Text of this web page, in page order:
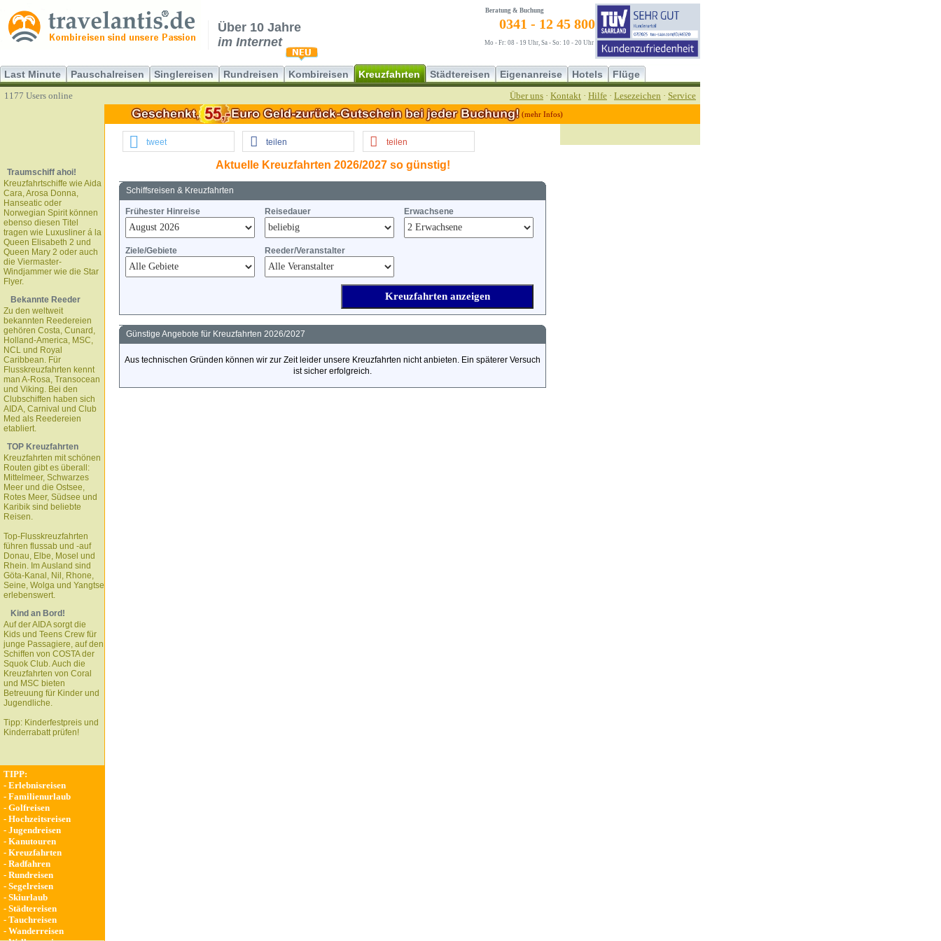
Über 10 Jahre
im Internet
Beratung & Buchung
0341 - 12 45 800
Mo - Fr: 08 - 19 Uhr, Sa - So: 10 - 20 Uhr
Last Minute Pauschalreisen Singlereisen Rundreisen Kombireisen Kreuzfahrten Städtereisen Eigenanreise Hotels Flüge
1177 Users online Über uns · Kontakt · Hilfe · Lesezeichen · Service
(mehr Infos)
tweet teilen teilen
Traumschiff ahoi!
Kreuzfahrtschiffe wie Aida
Cara, Arosa Donna,
Hanseatic oder
Norwegian Spirit können
ebenso diesen Titel
tragen wie Luxusliner á la
Queen Elisabeth 2 und
Queen Mary 2 oder auch
die Viermaster-
Windjammer wie die Star
Flyer.
Bekannte Reeder
Zu den weltweit
bekannten Reedereien
gehören Costa, Cunard,
Holland-America, MSC,
NCL und Royal
Caribbean. Für
Flusskreuzfahrten kennt
man A-Rosa, Transocean
und Viking. Bei den
Clubschiffen haben sich
AIDA, Carnival und Club
Med als Reedereien
etabliert.
TOP Kreuzfahrten
Kreuzfahrten mit schönen
Routen gibt es überall:
Mittelmeer, Schwarzes
Meer und die Ostsee,
Rotes Meer, Südsee und
Karibik sind beliebte
Reisen.
Top-Flusskreuzfahrten
führen flussab und -auf
Donau, Elbe, Mosel und
Rhein. Im Ausland sind
Göta-Kanal, Nil, Rhone,
Seine, Wolga und Yangtse
erlebenswert.
Kind an Bord!
Auf der AIDA sorgt die
Kids und Teens Crew für
junge Passagiere, auf den
Schiffen von COSTA der
Squok Club. Auch die
Kreuzfahrten von Coral
und MSC bieten
Betreuung für Kinder und
Jugendliche.
Tipp: Kinderfestpreis und
Kinderrabatt prüfen!
TIPP:
- Erlebnisreisen
- Familienurlaub
- Golfreisen
- Hochzeitsreisen
- Jugendreisen
- Kanutouren
- Kreuzfahrten
- Radfahren
- Rundreisen
- Segelreisen
- Skiurlaub
- Städtereisen
- Tauchreisen
- Wanderreisen
Aktuelle Kreuzfahrten 2026/2027 so günstig!
Schiffsreisen & Kreuzfahrten
Frühester Hinreise Reisedauer Erwachsene
Ziele/Gebiete Reeder/Veranstalter
Günstige Angebote für Kreuzfahrten 2026/2027
Aus technischen Gründen können wir zur Zeit leider unsere Kreuzfahrten nicht anbieten. Ein späterer Versuch
ist sicher erfolgreich.